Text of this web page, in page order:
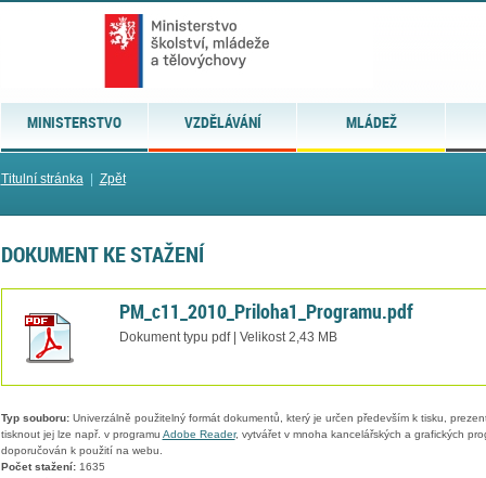
MINISTERSTVO VZDĚLÁVÁNÍ MLÁDEŽ
Titulní stránka| Zpět
DOKUMENT KE STAŽENÍ
PM_c11_2010_Priloha1_Programu.pdf
Dokument typu pdf | Velikost 2,43 MB
Typ souboru:Univerzálně použitelný formát dokumentů, který je určen především k tisku,
tisknout jej lze např. v programu Adobe Reader, vytvářet v mnoha kancelářských a grafických
doporučován k použití na webu.
Počet stažení:1635